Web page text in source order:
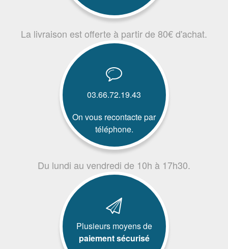
La livraison est offerte à partir de 80€ d'achat.
03.66.72.19.43
On vous recontacte par
téléphone.
Du lundi au vendredi de 10h à 17h30.
Plusieurs moyens de
paiement sécurisé